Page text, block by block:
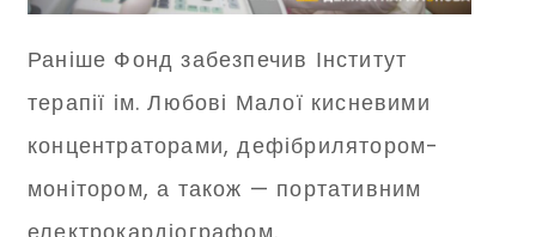
Раніше Фонд забезпечив Інститут
терапії ім. Любові Малої кисневими
концентраторами, дефібрилятором-
монітором, а також — портативним